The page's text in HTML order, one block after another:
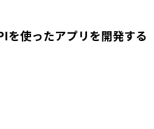
を使ったアプリを開発する